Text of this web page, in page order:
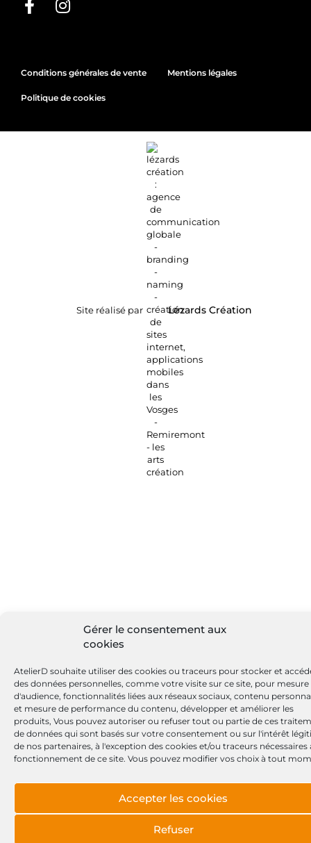
Gérer le consentement aux
cookies
AtelierD souhaite utiliser des cookies ou traceurs pour stocker et
des données personnelles, comme votre visite sur ce site, pour mesure
d'audience, fonctionnalités liées aux réseaux sociaux, contenu
et mesure de performance du contenu, développer et améliorer les
produits, Vous pouvez autoriser ou refuser tout ou partie de ces
de données qui sont basés sur votre consentement ou sur l'intérêt
de nos partenaires, à l'exception des cookies et/ou traceurs nécessaires
fonctionnement de ce site. Vous pouvez modifier vos choix à tout
Accepter les cookies
Refuser
Conditions générales de vente Mentions légales
Politique de cookies
Site réalisé par Lézards Création